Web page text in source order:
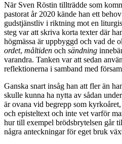
När Sven Röstin tillträdde som
pastorat år 2020 kände han ett
gudstjänstliv i riktning mot en
steg var att skriva korta texter där
högmässa är uppbyggd och vad de
ordet, måltiden och sändning
varandra. Tanken var att sedan
reflektionerna i samband med
Ganska snart insåg han att fler än
skulle kunna ha nytta av sådan
är ovana vid begrepp som
och episteltext och inte vet varför
hur till exempel brödsbrytelsen går
några anteckningar för eget bruk